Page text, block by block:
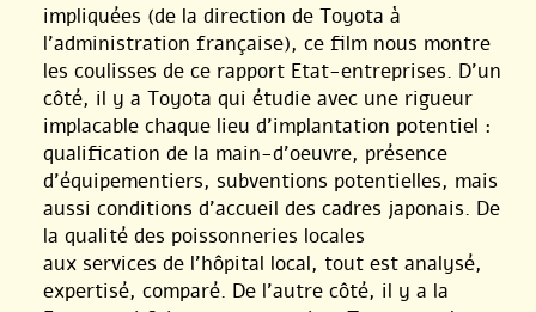
impliquées (de la direction de Toyota à
l’administration française), ce film nous montre
les coulisses de ce rapport Etat-entreprises. D’un
côté, il y a Toyota qui étudie avec une rigueur
implacable chaque lieu d’implantation potentiel :
qualification de la main-d’oeuvre, présence
d’équipementiers, subventions potentielles, mais
aussi conditions d’accueil des cadres japonais. De
la qualité des poissonneries locales
aux services de l’hôpital local, tout est analysé,
expertisé, comparé. De l’autre côté, il y a la